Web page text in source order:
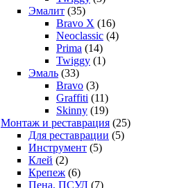
Эмалит (35)
Bravo X (16)
Neoclassic (4)
Prima (14)
Twiggy (1)
Эмаль (33)
Bravo (3)
Graffiti (11)
Skinny (19)
Монтаж и реставрация (25)
Для реставрации (5)
Инструмент (5)
Клей (2)
Крепеж (6)
Пена, ПСУЛ (7)